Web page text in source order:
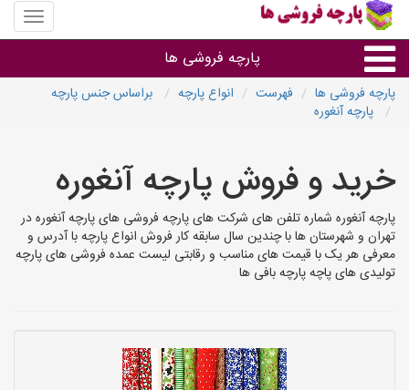
منوی
سایت
فروشی
پارچه فروشی ها
پارچه براساس رنگ طرح و کاربرد
پارچه فروشی های هر شهر
پارچه فروشی ها فهرست انواع پارچه
براساس جنس پارچه
پارچه آنغوره
خرید و فروش پارچه آنغوره
پارچه آنغوره شماره تلفن های شرکت های پارچه فروشی های پارچه آنغوره در
تهران و شهرستان ها با چندین سال سابقه کار فروش انواع پارچه با آدرس و
معرفی هر یک با قیمت های مناسب و رقابتی لیست عمده فروشی های پارچه
تولیدی های پاچه پارچه بافی ها